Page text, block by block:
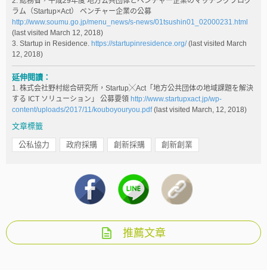
ラム（Startup×Act） ベンチャー企業の公募
http://www.soumu.go.jp/menu_news/s-news/01tsushin01_02000231.html
(last visited March 12, 2018)
3. Startup in Residence. https://startupinresidence.org/(last visited March
12, 2018)
延伸閱讀：
1. 株式会社野村総合研究所，Startup╳Act「地方公共団体の地域課題を解決
する ICT ソリューション」 公募要領 http://www.startupxact.jp/wp-
content/uploads/2017/11/kouboyouryou.pdf(last visited March, 12, 2018)
文章標籤
公私協力 政府採購 創新採購 創新創業
推薦文章